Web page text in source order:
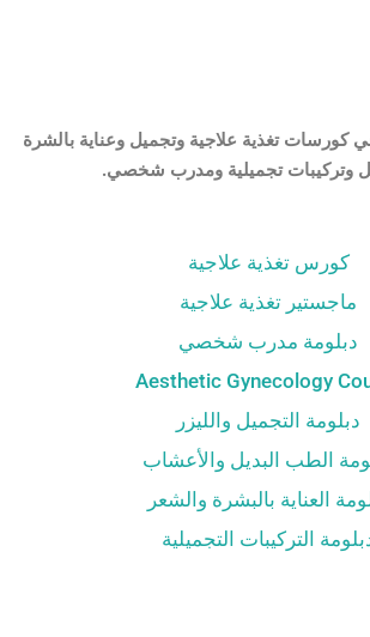
كورسات تغذية علاجية وتجميل وعناية بالشرة
وتركيبات تجميلية ومدرب شخصي.
كورس تغذية علاجية
ماجستير تغذية علاجية
دبلومة مدرب شخصي
Aesthetic Gynecology
دبلومة التجميل والليزر
الطب البديل والأعشاب
العناية بالبشرة والشعر
التركيبات التجميلية